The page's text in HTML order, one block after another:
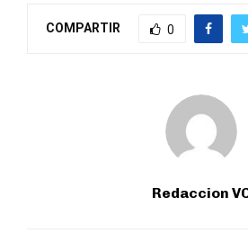
COMPARTIR 0
Redaccion